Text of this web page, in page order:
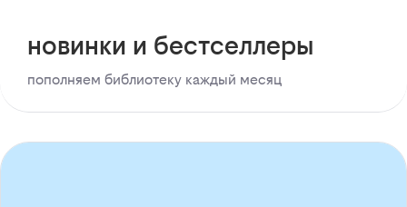
новинки и бестселлеры
пополняем библиотеку каждый месяц